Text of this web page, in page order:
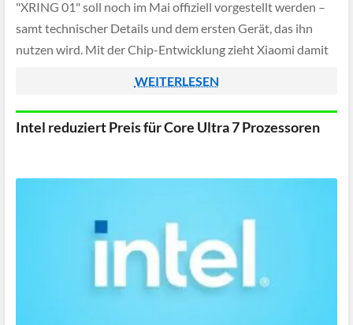
"XRING 01" soll noch im Mai offiziell vorgestellt werden –
samt technischer Details und dem ersten Gerät, das ihn
nutzen wird. Mit der Chip-Entwicklung zieht Xiaomi damit
WEITERLESEN
Intel reduziert Preis für Core Ultra 7 Prozessoren